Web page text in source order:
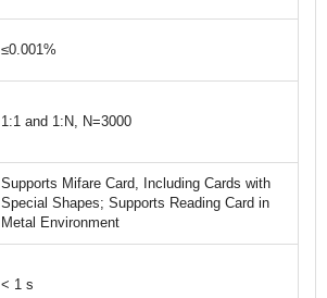
≤0.001%
1:1 and 1:N, N=3000
Supports Mifare Card, Including Cards with
Special Shapes; Supports Reading Card in
Metal Environment
< 1 s